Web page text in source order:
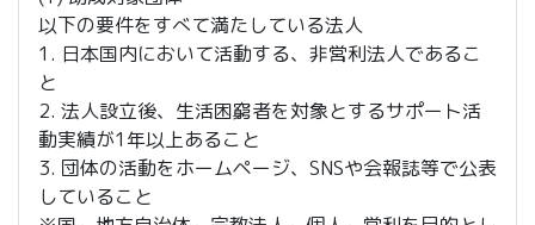
以下の要件をすべて満たしている法人
1. 日本国内において活動する、非営利法人であるこ
と
2. 法人設立後、生活困窮者を対象とするサポート活
動実績が1年以上あること
3. 団体の活動をホームページ、SNSや会報誌等で公表
していること